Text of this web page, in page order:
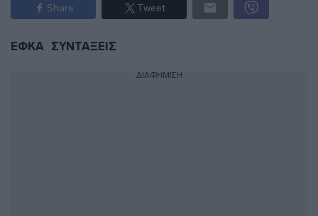
Share Tweet
ΕΦΚΑ ΣΥΝΤΑΞΕΙΣ
ΔΙΑΦΗΜΙΣΗ